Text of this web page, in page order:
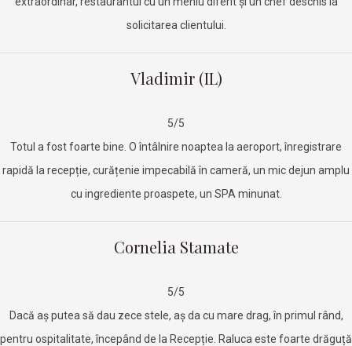
solicitarea clientului.
Vladimir (IL)
5/5
Totul a fost foarte bine. O întâlnire noaptea la aeroport, înregistrare
rapidă la recepție, curățenie impecabilă în cameră, un mic dejun amplu
cu ingrediente proaspete, un SPA minunat.
Cornelia Stamate
5/5
Dacă aș putea să dau zece stele, aș da cu mare drag, în primul rând,
pentru ospitalitate, începând de la Recepție. Raluca este foarte drăguță